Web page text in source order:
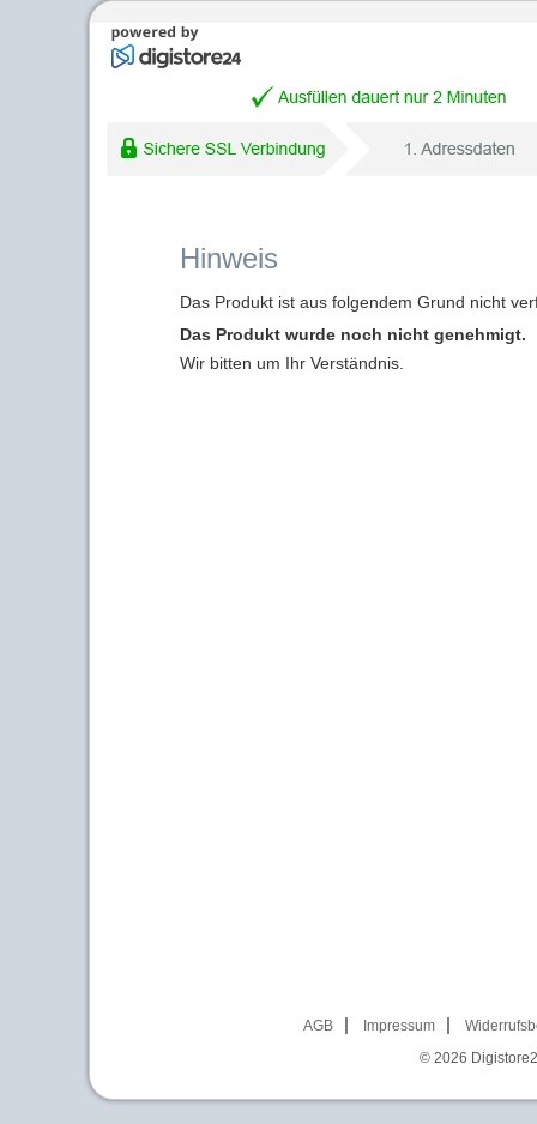
Hinweis
Das Produkt ist aus folgendem Grund nicht
Das Produkt wurde noch nicht genehmigt.
Wir bitten um Ihr Verständnis.
AGB Impressum
© 2026